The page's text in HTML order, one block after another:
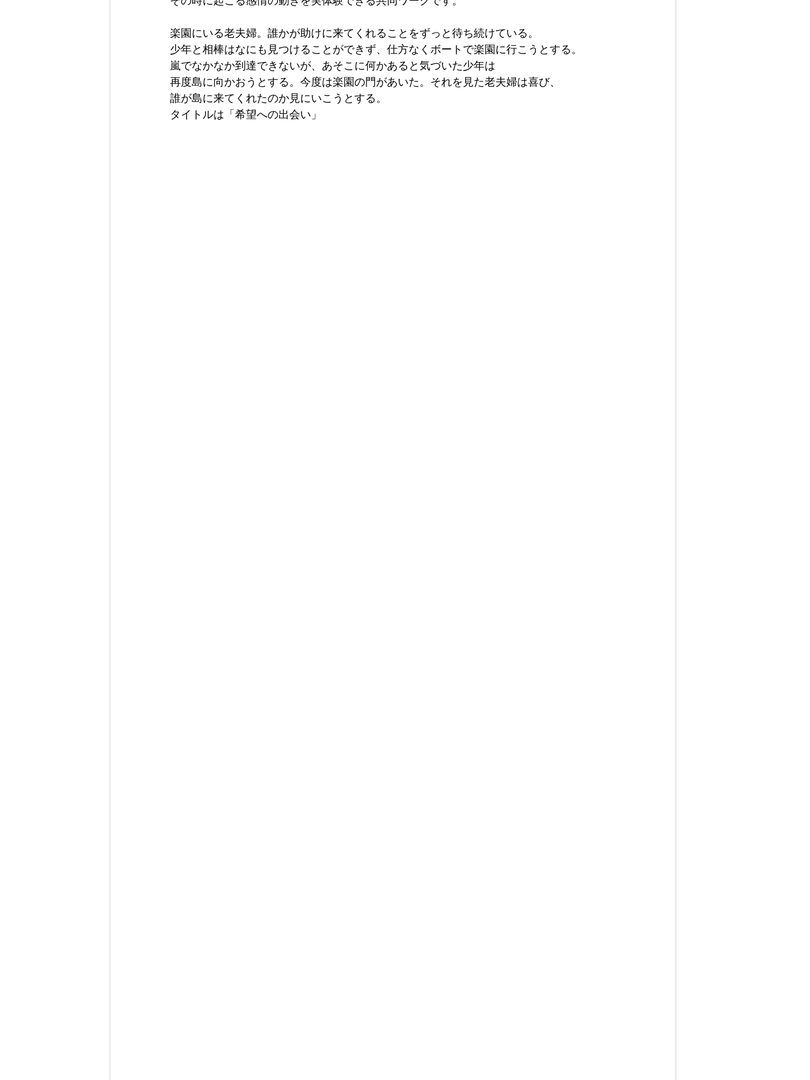
楽園にいる老夫婦。誰かが助けに来てくれることをずっと待ち続けている。
少年と相棒はなにも見つけることができず、仕方なくボートで楽園に行こうとする。
嵐でなかなか到達できないが、あそこに何かあると気づいた少年は
再度島に向かおうとする。今度は楽園の門があいた。それを見た老夫婦は喜び、
誰が島に来てくれたのか見にいこうとする。
タイトルは「希望への出会い」